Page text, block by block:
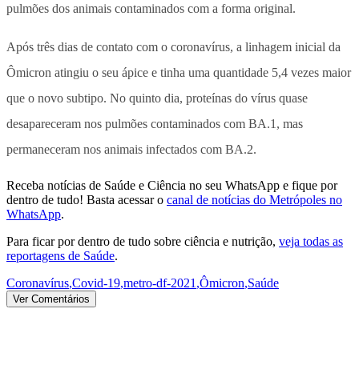
pulmões dos animais contaminados com a forma original.
Após três dias de contato com o coronavírus, a linhagem inicial da
Ômicron atingiu o seu ápice e tinha uma quantidade 5,4 vezes maior
que o novo subtipo. No quinto dia, proteínas do vírus quase
desapareceram nos pulmões contaminados com BA.1, mas
permaneceram nos animais infectados com BA.2.
Receba notícias de Saúde e Ciência no seu WhatsApp e fique por
dentro de tudo! Basta acessar o canal de notícias do Metrópoles no
WhatsApp.
Para ficar por dentro de tudo sobre ciência e nutrição, veja todas as
reportagens de Saúde.
Coronavírus,Covid-19,metro-df-2021 ,Ômicron,Saúde
Ver Comentários